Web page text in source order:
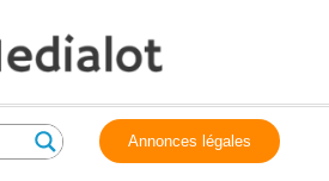
Annonces légales